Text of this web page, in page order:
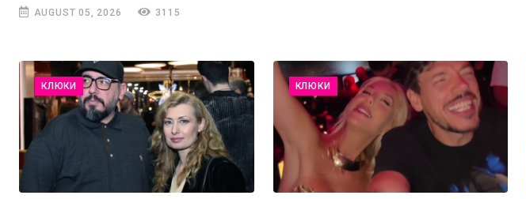
AUGUST 05, 2026 3115
КЛЮКИ КЛЮКИ